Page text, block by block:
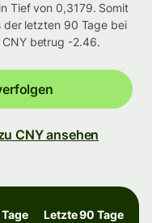
Tief von 0,3179. Somit
der letzten 90 Tage bei
betrug -2.46.
CNY ansehen
Letzte 90 Tage